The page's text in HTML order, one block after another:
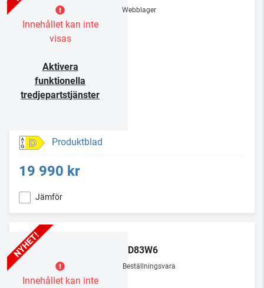
Innehållet kan inte
visas
Aktivera
funktionella
tredjepartstjänster
Webblager
D Produktblad
19 990 kr
Jämför
Innehållet kan inte
OLED83W6
Beställningsvara